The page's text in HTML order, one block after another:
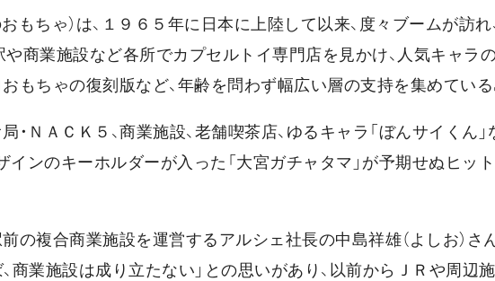
もちゃ）は、１９６５年に日本に上陸して以来、度々ブームが訪
商業施設など各所でカプセルトイ専門店を見かけ、人気キャラ
もちゃの復刻版など、年齢を問わず幅広い層の支持を集めている
・ＮＡＣＫ５、商業施設、老舗喫茶店、ゆるキャラ「ぼんサイくん」
ンのキーホルダーが入った「大宮ガチャタマ」が予期せぬヒッ
の複合商業施設を運営するアルシェ社長の中島祥雄（よしお）さ
商業施設は成り立たない」との思いがあり、以前からＪＲや周辺